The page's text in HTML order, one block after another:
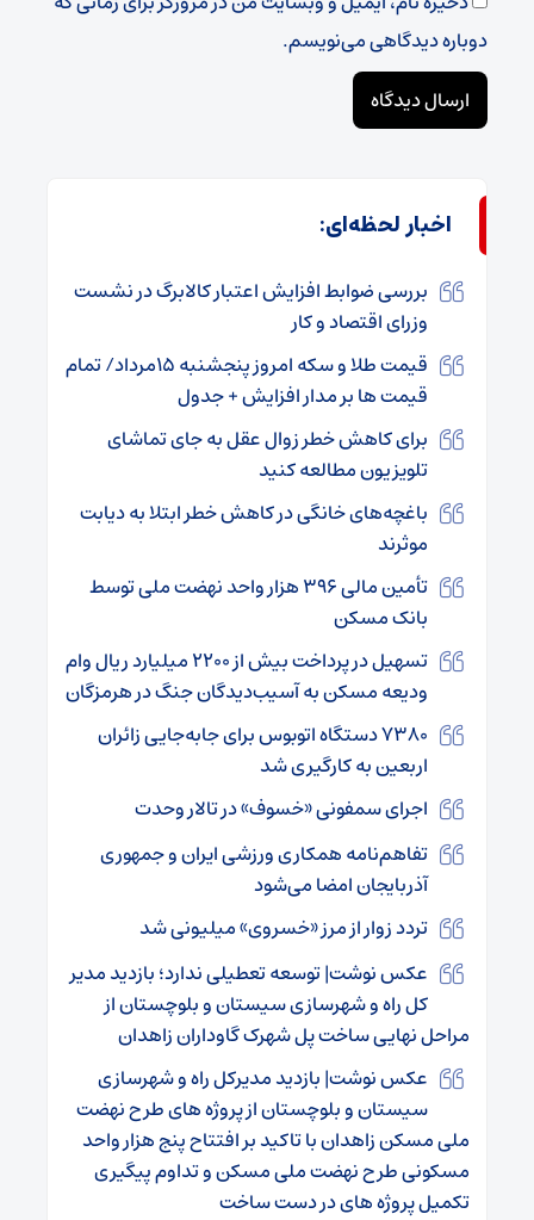
دوباره دیدگاهی می‌نویسم.
اخبار لحظه‌ای:
بررسی ضوابط افزایش اعتبار کالابرگ در نشست
وزرای اقتصاد و کار
قیمت طلا و سکه امروز پنجشنبه ۱۵مرداد/ تمام
قیمت ها بر مدار افزایش + جدول
برای کاهش خطر زوال عقل به جای تماشای
تلویزیون مطالعه کنید
باغچه‌های خانگی در کاهش خطر ابتلا به دیابت
موثرند
تأمین مالی ۳۹۶ هزار واحد نهضت ملی توسط
بانک مسکن
تسهیل در پرداخت بیش از ۲۲۰۰ میلیارد ریال وام
ودیعه مسکن به آسیب‌دیدگان جنگ در هرمزگان
۷۳۸۰ دستگاه اتوبوس برای جابه‌جایی زائران
اربعین به‌ کارگیری شد
اجرای سمفونی «خسوف» در تالار وحدت
تفاهم‌نامه همکاری ورزشی ایران و جمهوری
آذربایجان امضا می‌شود
️تردد زوار از مرز «خسروی» میلیونی شد
عکس نوشت| توسعه تعطیلی ندارد؛ بازدید مدیر
کل راه و شهرسازی سیستان و بلوچستان از
مراحل نهایی ساخت پل شهرک گاوداران زاهدان
عکس نوشت| بازدید مدیرکل راه و شهرسازی
سیستان و بلوچستان از پروژه های طرح نهضت
ملی مسکن زاهدان با تاکید بر افتتاح پنج هزار واحد
مسکونی طرح نهضت ملی مسکن و تداوم پیگیری
تکمیل پروژه های در دست ساخت